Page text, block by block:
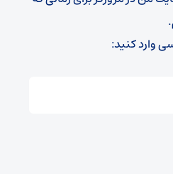
وارد کنید: